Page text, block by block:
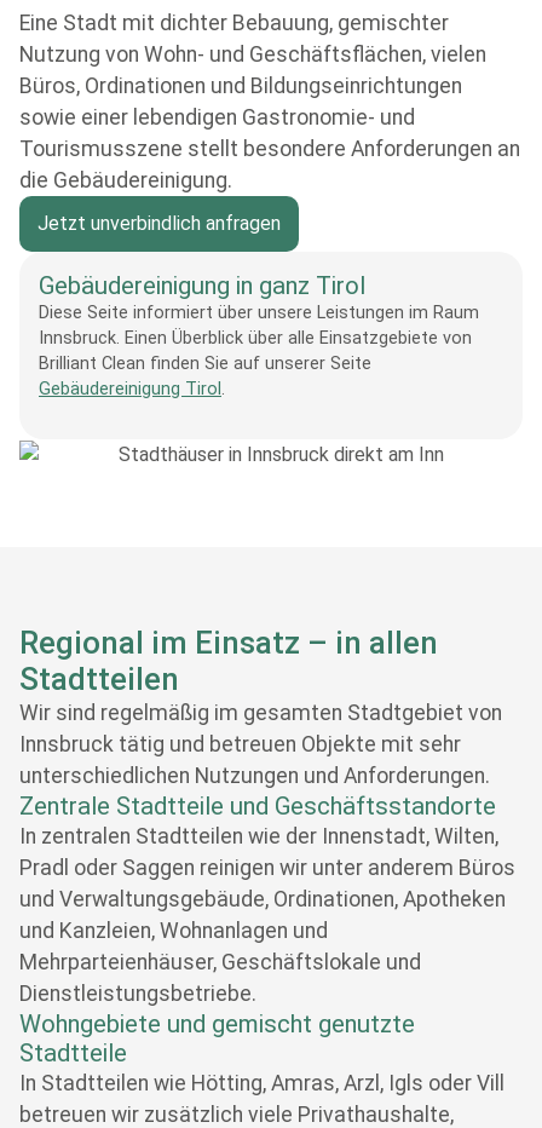
Eine Stadt mit dichter Bebauung, gemischter
Nutzung von Wohn- und Geschäftsflächen, vielen
Büros, Ordinationen und Bildungseinrichtungen
sowie einer lebendigen Gastronomie- und
Tourismusszene stellt besondere Anforderungen an
die Gebäudereinigung.
Jetzt unverbindlich anfragen
Gebäudereinigung in ganz Tirol
Diese Seite informiert über unsere Leistungen im Raum
Innsbruck. Einen Überblick über alle Einsatzgebiete von
Brilliant Clean finden Sie auf unserer Seite
Gebäudereinigung Tirol .
Regional im Einsatz – in allen
Stadtteilen
Wir sind regelmäßig im gesamten Stadtgebiet von
Innsbruck tätig und betreuen Objekte mit sehr
unterschiedlichen Nutzungen und Anforderungen.
Zentrale Stadtteile und Geschäftsstandorte
In zentralen Stadtteilen wie der Innenstadt, Wilten,
Pradl oder Saggen reinigen wir unter anderem Büros
und Verwaltungsgebäude, Ordinationen, Apotheken
und Kanzleien, Wohnanlagen und
Mehrparteienhäuser, Geschäftslokale und
Dienstleistungsbetriebe.
Wohngebiete und gemischt genutzte
Stadtteile
In Stadtteilen wie Hötting, Amras, Arzl, Igls oder Vill
betreuen wir zusätzlich viele Privathaushalte,